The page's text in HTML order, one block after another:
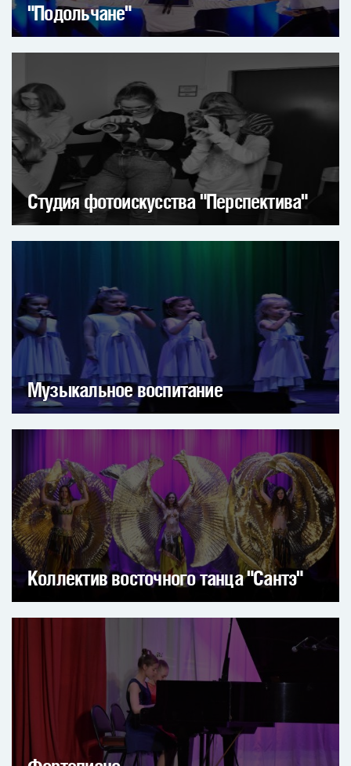
"Подольчане"
Студия фотоискусства "Перспектива"
Музыкальное воспитание
Коллектив восточного танца "Сантэ"